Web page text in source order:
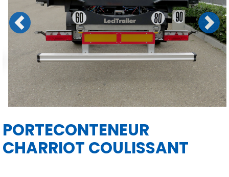
Previous Next
PORTECONTENEUR
CHARRIOT COULISSANT